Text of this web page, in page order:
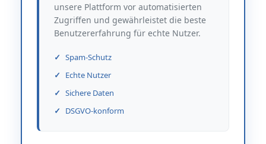
unsere Plattform vor automatisierten
Zugriffen und gewährleistet die beste
Benutzererfahrung für echte Nutzer.
Spam-Schutz
Echte Nutzer
Sichere Daten
DSGVO-konform